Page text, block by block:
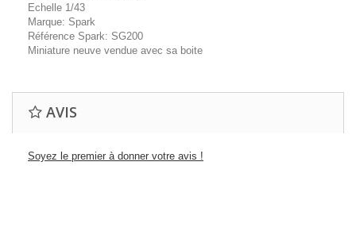
Echelle 1/43
Marque: Spark
Référence Spark: SG200
Miniature neuve vendue avec sa boite
AVIS
Soyez le premier à donner votre avis !